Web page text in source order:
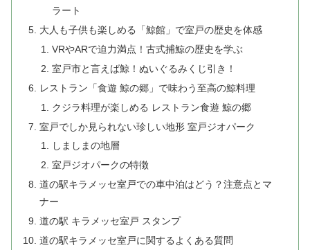
ラート
大人も子供も楽しめる「鯨館」で室戸の歴史を体感
VRやARで迫力満点！古式捕鯨の歴史を学ぶ
室戸市と言えば鯨！ぬいぐるみくじ引き！
レストラン「食遊 鯨の郷」で味わう至高の鯨料理
クジラ料理が楽しめる レストラン食遊 鯨の郷
室戸でしか見られない珍しい地形 室戸ジオパーク
しましまの地層
室戸ジオパークの特徴
道の駅キラメッセ室戸での車中泊はどう？注意点とマ
ナー
道の駅 キラメッセ室戸 スタンプ
道の駅キラメッセ室戸に関するよくある質問